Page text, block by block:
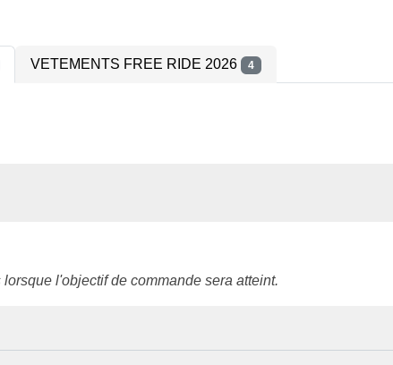
VETEMENTS FREE RIDE 2026 4
l'objectif de commande sera atteint.